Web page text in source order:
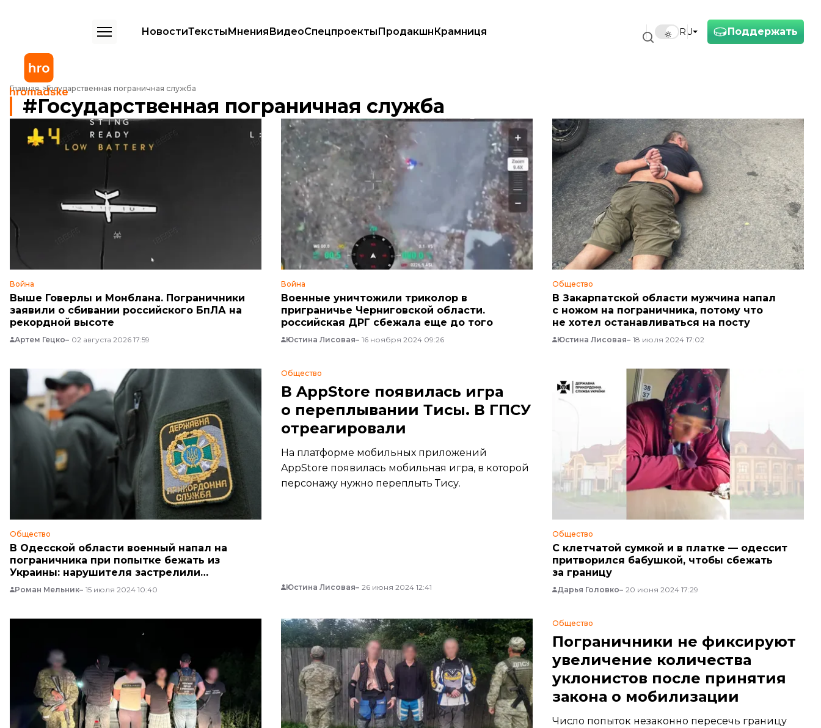
Поддержать
RU
НовостиТекстыМненияВидеоСпецпроектыПродакшнКрамниця
Главная Государственная пограничная служба
Государственная пограничная служба
Война
Выше Говерлы и Монблана. Пограничники
заявили о сбивании российского БпЛА на
рекордной высоте
Артем Гецко 02 августа 2026 17:59
Война
Военные уничтожили триколор в
приграничье Черниговской области.
российская ДРГ сбежала еще до того
Юстина Лисовая 16 ноября 2024 09:26
Общество
В Закарпатской области мужчина напал
с ножом на пограничника, потому что
не хотел останавливаться на посту
Юстина Лисовая 18 июля 2024 17:02
Общество
В Одесской области военный напал на
пограничника при попытке бежать из
Украины: нарушителя застрелили
(ДОПОЛНЕНО)
Роман Мельник 15 июля 2024 10:40
Общество
В AppStore появилась игра
о переплывании Тисы. В ГПСУ
отреагировали
На платформе мобильных приложений
AppStore появилась мобильная игра, в которой
персонажу нужно переплыть Тису.
Юстина Лисовая 26 июня 2024 12:41
Общество
С клетчатой ​​сумкой и в платке — одессит
притворился бабушкой, чтобы сбежать
за границу
Дарья Головко 20 июня 2024 17:29
Общество
Пограничники не фиксируют
увеличение количества
уклонистов после принятия
закона о мобилизации
Число попыток незаконно пересечь границу